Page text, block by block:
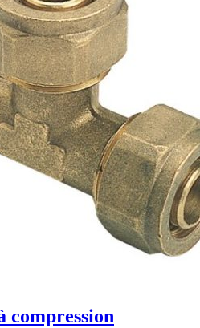
compression